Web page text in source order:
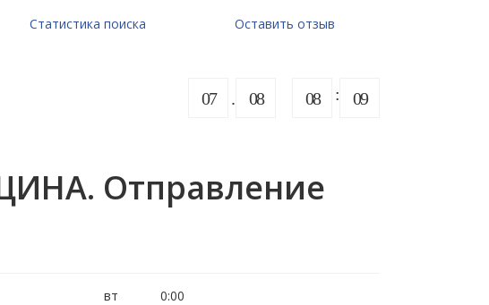
Статистика поиска Оставить отзыв
07 08 08 09
Отправление
вт 0:00